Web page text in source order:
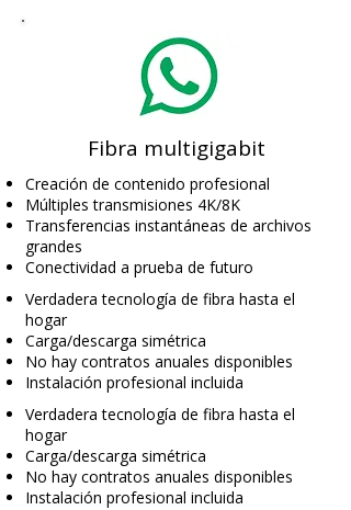
Fibra multigigabit
Creación de contenido profesional
Múltiples transmisiones 4K/8K
Transferencias instantáneas de archivos
grandes
Conectividad a prueba de futuro
Verdadera tecnología de fibra hasta el
hogar
Carga/descarga simétrica
No hay contratos anuales disponibles
Instalación profesional incluida
Verdadera tecnología de fibra hasta el
hogar
Carga/descarga simétrica
No hay contratos anuales disponibles
Instalación profesional incluida